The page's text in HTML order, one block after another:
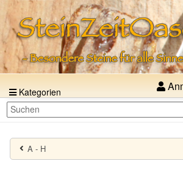
Kategorien
A - H